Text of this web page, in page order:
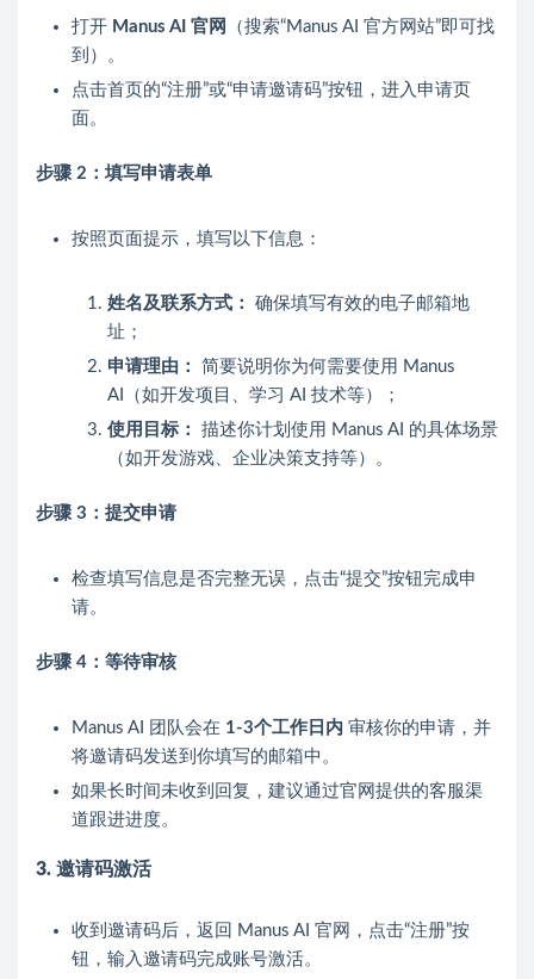
打开 Manus AI 官网
（搜索“Manus AI 官方网站”即可找
到）。
点击首页的“注册”或“申请邀请码”按钮，进入申请页
面。
步骤 2：填写申请表单
按照页面提示，填写以下信息：
姓名及联系方式：
确保填写有效的电子邮箱地
址；
申请理由：
简要说明你为何需要使用 Manus
AI（如开发项目、学习 AI 技术等）；
使用目标：
描述你计划使用 Manus AI 的具体场景
（如开发游戏、企业决策支持等）。
步骤 3：提交申请
检查填写信息是否完整无误，点击“提交”按钮完成申
请。
步骤 4：等待审核
Manus AI 团队会在 1-3个工作日内 审核你的申请，并
将邀请码发送到你填写的邮箱中。
如果长时间未收到回复，建议通过官网提供的客服渠
道跟进进度。
3. 邀请码激活
收到邀请码后，返回 Manus AI 官网，点击“注册”按
钮，输入邀请码完成账号激活。